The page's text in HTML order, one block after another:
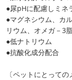
●尿pHに配慮しミネ
●マグネシウム、カ
リウム、オメガ－3
●低ナトリウム
●抗酸化成分配合
〔ペットにとっての